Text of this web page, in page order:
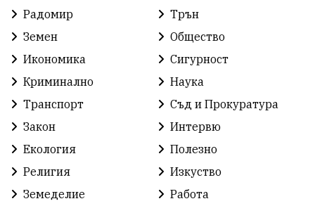
Радомир
Трън
Земен
Общество
Икономика
Сигурност
Криминално
Наука
Транспорт
Съд и Прокуратура
Закон
Интервю
Екология
Полезно
Религия
Изкуство
Земеделие
Работа